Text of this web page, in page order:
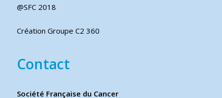
@SFC 2018
Création Groupe C2 360
Contact
Société Française du Cancer